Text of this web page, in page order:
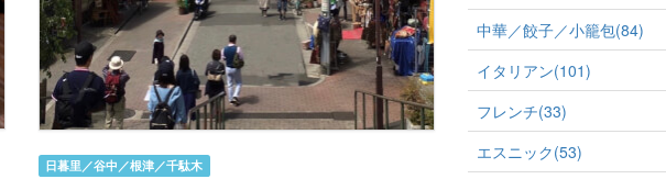
日暮里／谷中／根津／千駄木
中華／餃子／小籠包(84)
イタリアン(101)
フレンチ(33)
エスニック(53)